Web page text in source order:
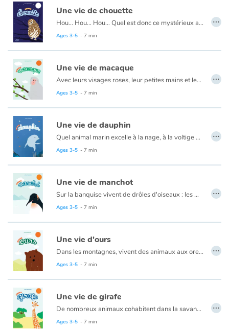
Une vie de chouette
Hou… Hou… Hou… Quel est donc ce mystérieux animal que l’on n’entend qu’à la nuit tombée ? C’est la chouette, pardi ! Avec ces grands yeux ronds, son petit bec crochu et sa tête qui peut quasiment faire un tour sur elle-même, la chouette est un redoutable prédateur ! Les sens en alerte, elle est l’affût du moindre bruit, du moindre mouvement… Petits rongeurs et insectes sont ses mets préférés ! Avec sa famille, la chouette est fidèle et attentionnée. Les couples se forment pour la vie et prennent soin de leur progéniture à tour de rôle. Même si à l’automne, la famille se sépare, les parents se retrouveront au printemps prochain tandis que les petits vivront de leur côté… leur chouette de vie !
Ages 3-5 - 7 min
…
Une vie de macaque
Avec leurs visages roses, leur petites mains et leurs petits pieds, les macaques sont des primates curieux et pleins de vitalité ! Ils sautent de branches en branches, poussent des cris étranges, se chamaillent, se réconcilient… à grands renforts de papouilles et de câlins ! Leur plus grande force ? La solidarité ! Ils vivent en groupes. Soudés les uns aux autres, ils font face aux dangers sous le regard de leur chef. Les femelles s’épaulent, veillent sur les petits de la communauté… Malins, ils utilisent leurs joues pour emmagasiner leur nourriture, puis s’en vont plus loin, au calme pour manger tranquillement. Un album alliant douceur et connaissances scientifiques !
Ages 3-5 - 7 min
…
Une vie de dauphin
Quel animal marin excelle à la nage, à la voltige et fait craquer tout le monde ? C’est le dauphin bien sûr! Yeux pétillants, sourires farceurs et amis des hommes, les dauphins sont aussi les rois de la solidarité ! Ils n’aiment pas la solitude. Chasser, élever les petits, remonter à la surface pour reprendre leur respiration… tout se fait en groupe. Et face au danger, l’union fait la force: les prédateurs n’ont qu’à bien se tenir, la communauté est bien soudée ! Clic clic clic, clac, clac, clac… Ce sont aussi de grands bavards. Si leur langage est encore un mystère pour nous, petit dauphin, lui, apprendra vite à reconnaître la voix de sa maman. Plongez au cœur de la vie secrète des dauphins !
Ages 3-5 - 7 min
…
Une vie de manchot
Sur la banquise vivent de drôles d'oiseaux : les manchots. S'ils ne savent pas voler, ce sont d'excellents nageurs !
Une fois par an, les manchots s'enfoncent dans les terres, en cadence et à la queue leu leu… mais où vont-ils ? C'est l'heure de leur rendez-vous galant ! Ils vont s'accoupler et donner naissance à la prochaine génération.
Ages 3-5 - 7 min
…
Une vie d'ours
Dans les montagnes, vivent des animaux aux oreilles toutes rondes, au long museau et aux larges pattes… Rrrrrr… ce sont les ours ! Il ne faut pas se fier aux apparences. Si l’ours peut paraître un peu maladroit et gauche, il n’en est rien ! Coureur et grimpeur émérite, pêcheur hors-pair, il excelle dans bien des domaines. Il a un appétit vorace: fruits, baies, miel à la belle saison; glands et châtaignes quand vient l’automne… C’est qu’il doit faire ses réserves pour l’hiver ! Bien au chaud dans sa tanière, l’ourse ne dort que d’un œil, elle surveille ses petits qui viennent de naître. Aux premiers rayons du soleil, les oursons découvrent le monde, apprennent à grimper, à pêcher… jusqu’à ce qu’ils sachent se débrouiller tout seuls. Découvrez le quotidien des ours au fil des saisons !
Ages 3-5 - 7 min
…
Une vie de girafe
De nombreux animaux cohabitent dans la savane, les plus grands de tous ? Les girafes, elles peuvent mesurer jusqu'à six mètres ! Soit trois étages ! Le paysage doit être magnifique vu d'aussi haut.
Ages 3-5 - 7 min
…